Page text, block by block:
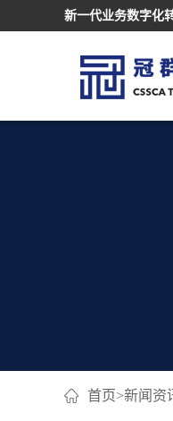
新一代业务数字化
首页>新闻资